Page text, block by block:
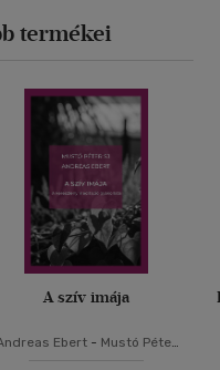
termékei
A szív imája
Ebert- Mustó Péter